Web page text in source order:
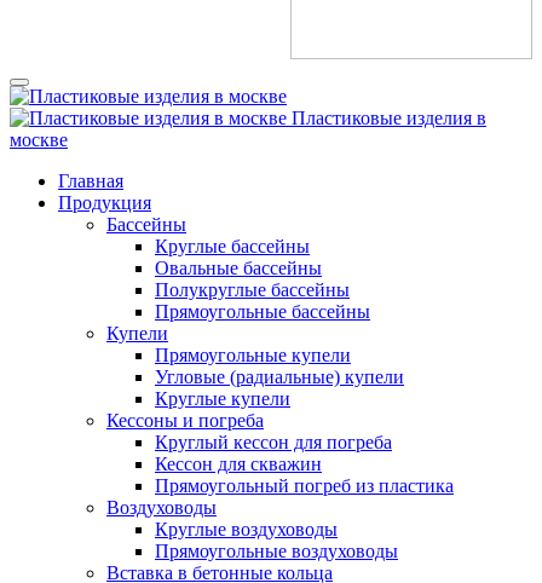
Пластиковые изделия в
москве
Главная
Продукция
Бассейны
Круглые бассейны
Овальные бассейны
Полукруглые бассейны
Прямоугольные бассейны
Купели
Прямоугольные купели
Угловые (радиальные) купели
Круглые купели
Кессоны и погреба
Круглый кессон для погреба
Кессон для скважин
Прямоугольный погреб из пластика
Воздуховоды
Круглые воздуховоды
Прямоугольные воздуховоды
Вставка в бетонные кольца